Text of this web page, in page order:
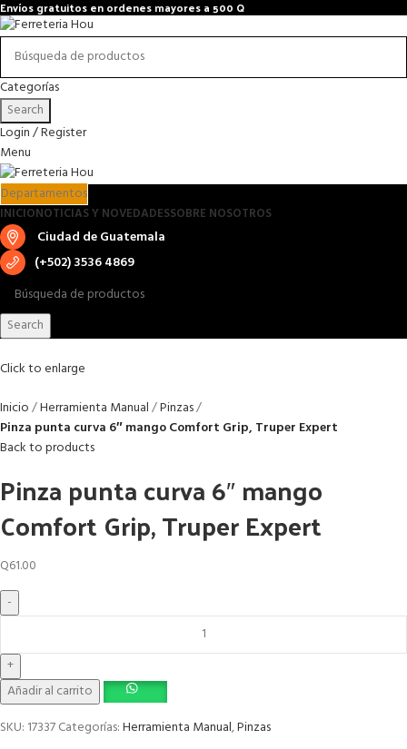
Envíos gratuitos en ordenes mayores a 500 Q
Categorías
Search
Login / Register
Menu
Departamentos
INICIONOTICIAS Y NOVEDADESSOBRE NOSOTROS
Ciudad de Guatemala
(+502) 3536 4869
Search
Click to enlarge
Inicio Herramienta Manual Pinzas
Pinza punta curva 6″ mango Comfort Grip, Truper Expert
Back to products
Pinza punta curva 6″ mango
Comfort Grip, Truper Expert
Q61.00
Añadir al carrito
SKU: 17337Categorías:Herramienta Manual,Pinzas